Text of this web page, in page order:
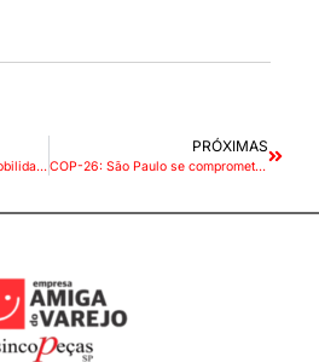
Unidas reforça o plano de mobilidade sustentável com frota elétrica para transporte de cargas no país
PRÓXIMAS
COP-26: São Paulo se compromete a proibir venda de carros a combustão a partir de 2040